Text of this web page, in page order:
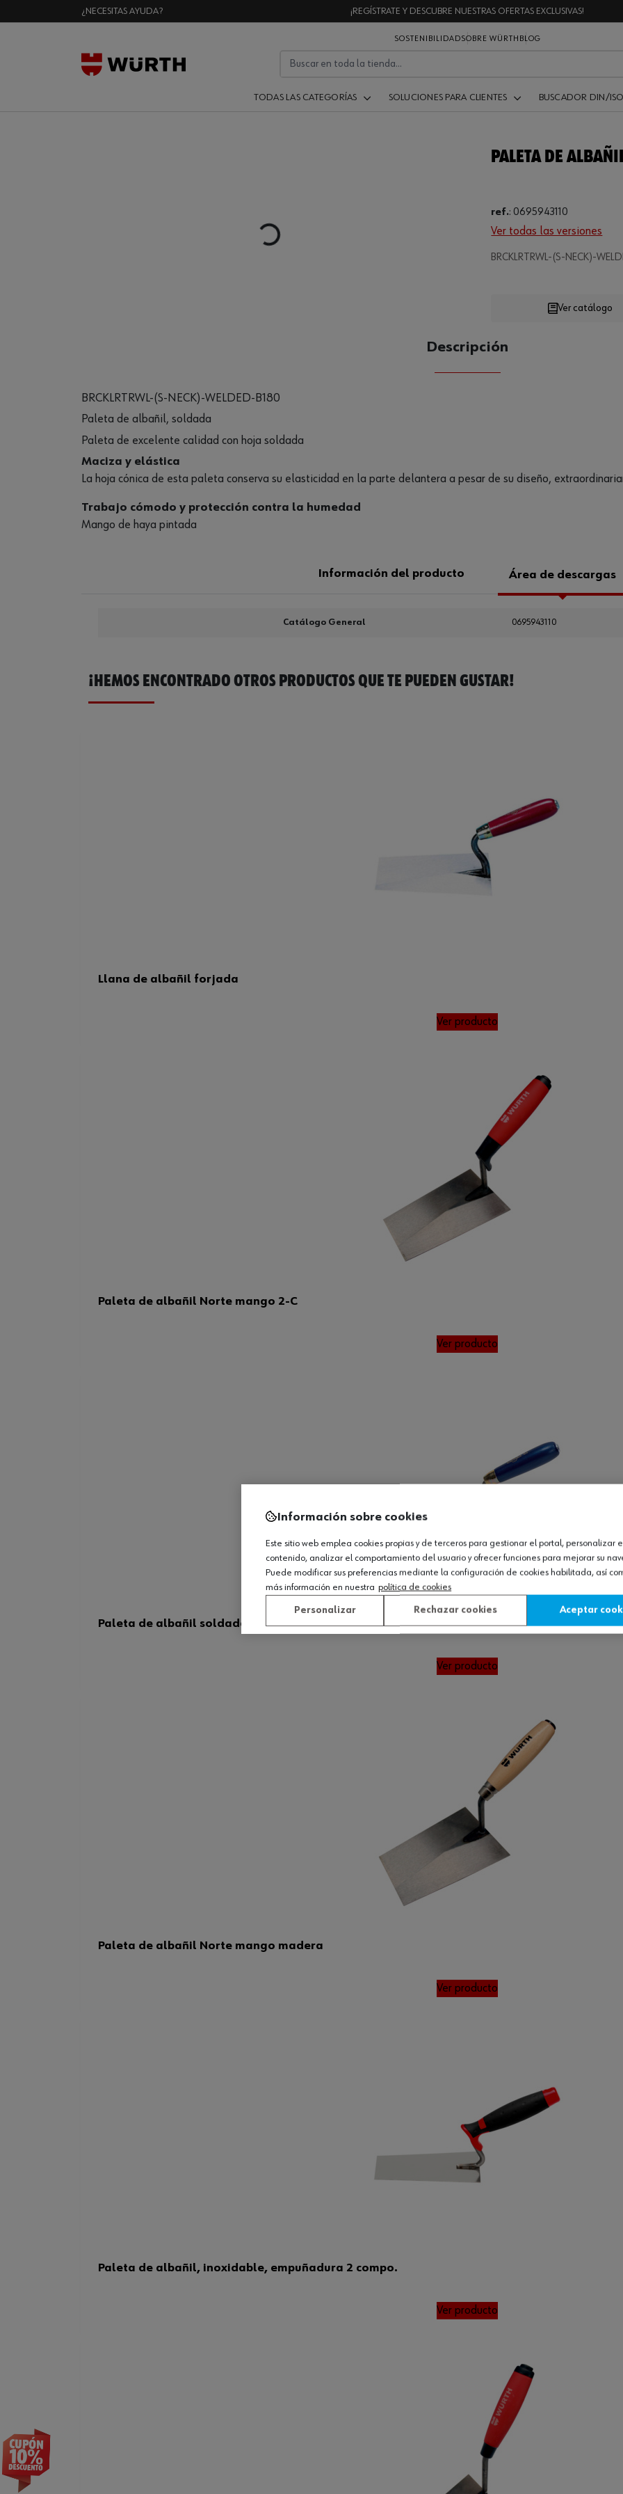
¿NECESITAS AYUDA? ¡REGÍSTRATE Y DESCUBRE NUESTRAS OFERTAS EXCLUSIVAS!
SOSTENIBILIDADSOBRE WÜRTH BLOG
TODAS LAS CATEGORÍAS SOLUCIONES PARA CLIENTES BUSCADOR DIN/ISO
Loading...
PALETA DE
ref.: 0695943110
Ver todas las versiones
BRCKLRTRWL-(S-NECK)-
Loading...
CANTIDAD
Ver catálogo
Descripción
BRCKLRTRWL-(S-NECK)-WELDED-B180
Paleta de albañil, soldada
Paleta de excelente calidad con hoja soldada
Maciza y elástica
La hoja cónica de esta paleta conserva su elasticidad en la parte delantera a pesar de su diseño,
Trabajo cómodo y protección contra la humedad
Mango de haya pintada
Información del producto Área de descargas
Catálogo General 0695943110
¡HEMOS ENCONTRADO OTROS PRODUCTOS QUE TE PUEDEN GUSTAR!
Llana de albañil forjada
Ver producto
Paleta de albañil Norte mango 2-C
Ver producto
Paleta de albañil soldada
Ver producto
Paleta de albañil Norte mango madera
Ver producto
Paleta de albañil, inoxidable, empuñadura 2 compo.
Ver producto
Información sobre cookies
Este sitio web emplea cookies propias y de terceros para gestionar el portal, personalizar
contenido, analizar el comportamiento del usuario y ofrecer funciones para mejorar su
Puede modificar sus preferencias mediante la configuración de cookies habilitada, así
más información en nuestra política de cookies
Personalizar Rechazar cookies Aceptar